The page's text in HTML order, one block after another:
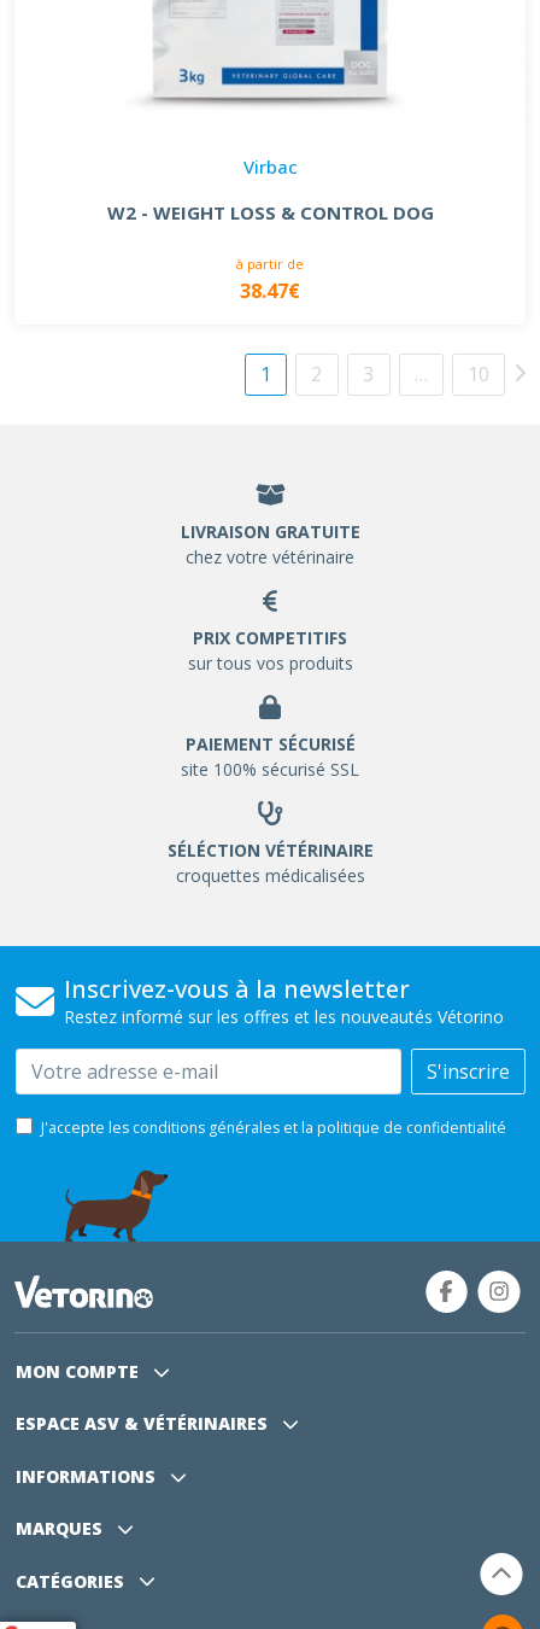
Virbac
W2 - WEIGHT LOSS & CONTROL DOG
à partir de
38.47€
1 2 3 … 10
LIVRAISON GRATUITE
chez votre vétérinaire
PRIX COMPETITIFS
sur tous vos produits
PAIEMENT SÉCURISÉ
site 100% sécurisé SSL
SÉLÉCTION VÉTÉRINAIRE
croquettes médicalisées
Inscrivez-vous à la newsletter
Restez informé sur les offres et les nouveautés Vétorino
Email S'inscrire
J'accepte les conditions générales et la politique de confidentialité
MON COMPTE
ESPACE ASV & VÉTÉRINAIRES
INFORMATIONS
MARQUES
CATÉGORIES